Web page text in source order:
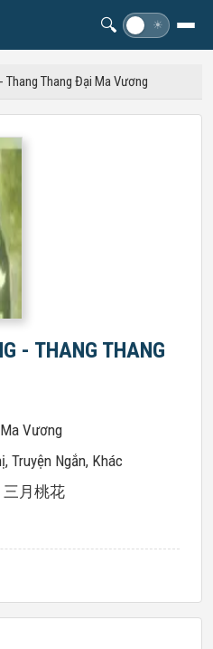
🔍 ☀
Thang Thang Đại Ma Vương
- THANG THANG
Vương
, Truyện Ngắn, Khác
三月桃花